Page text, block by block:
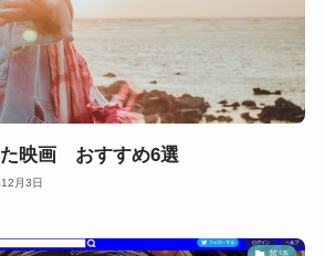
た映画 おすすめ6選
月3日